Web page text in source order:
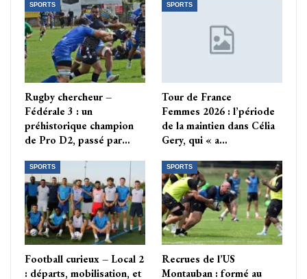
SPORTS
Rugby chercheur –
Fédérale 3 : un
préhistorique champion
de Pro D2, passé par…
SPORTS
Tour de France
Femmes 2026 : l’période
de la maintien dans Célia
Gery, qui « a…
SPORTS
Football curieux – Local 2
: départs, mobilisation, et
SPORTS
Recrues de l’US
Montauban : formé au